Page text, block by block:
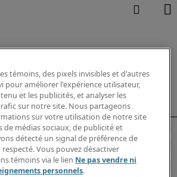
témoins, des pixels invisibles et d'autres
pour améliorer l'expérience utilisateur,
et les publicités, et analyser les
sur notre site. Nous partageons
sur votre utilisation de notre site
de médias sociaux, de publicité et
détecté un signal de préférence de
Vous pouvez désactiver
témoins via le lien Ne pas vendre ni
personnels.